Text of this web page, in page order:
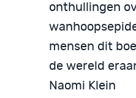
onthullingen
mensen dit
de wereld
Naomi Klein